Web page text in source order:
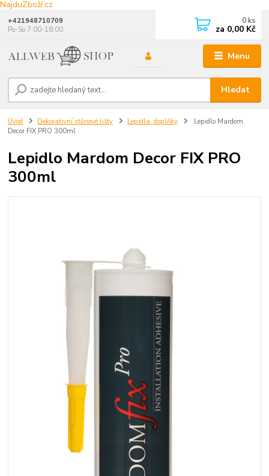
NajduZboží.cz
Menu
Hledat
+421948710709
Po-So 7:00-18:00
0 ks
za 0,00 Kč
Úvod Dekorativní stěnové lišty Lepidla, doplňky
Lepidlo Mardom
Decor FIX PRO 300ml
Lepidlo Mardom Decor FIX PRO
300ml